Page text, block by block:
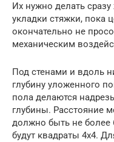
Их нужно делать
укладки стяжки, пока
окончательно не
механическим
Под стенами и вдоль
глубину уложенного
пола делаются
глубины. Расстояние
должно быть не более
будут квадраты 4х4.